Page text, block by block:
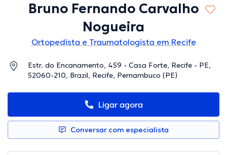
Bruno Fernando Carvalho
Nogueira
Ortopedista e Traumatologista em Recife
Estr. do Encanamento, 459 - Casa Forte, Recife - PE,
52060-210, Brazil, Recife, Pernambuco (PE)
Ligar agora
Conversar com especialista